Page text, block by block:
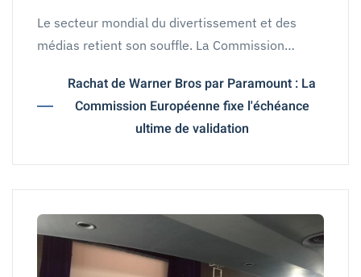
Le secteur mondial du divertissement et des
médias retient son souffle. La Commission…
Rachat de Warner Bros par Paramount : La
Commission Européenne fixe l'échéance
ultime de validation